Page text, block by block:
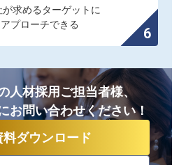
が求めるターゲットに
アプローチできる
人材採用ご担当者様、
お問い合わせください！
料ダウンロード